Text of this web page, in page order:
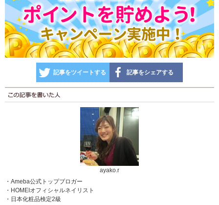
記事をツイートする 記事をシェアする
ayako.r
・Ameba公式トップブロガー
・HOMEIオフィシャルネイリスト
・日本化粧品検定2級